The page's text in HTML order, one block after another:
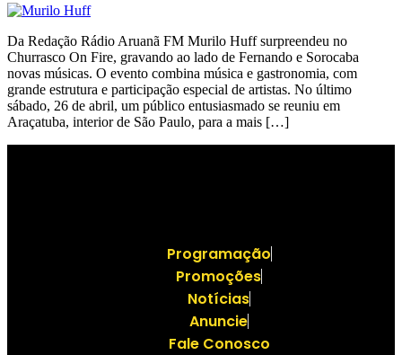
Da Redação Rádio Aruanã FM Murilo Huff surpreendeu no
Churrasco On Fire, gravando ao lado de Fernando e Sorocaba
novas músicas. O evento combina música e gastronomia, com
grande estrutura e participação especial de artistas. No último
sábado, 26 de abril, um público entusiasmado se reuniu em
Araçatuba, interior de São Paulo, para a mais […]
Programação
Promoções
Notícias
Anuncie
Fale Conosco